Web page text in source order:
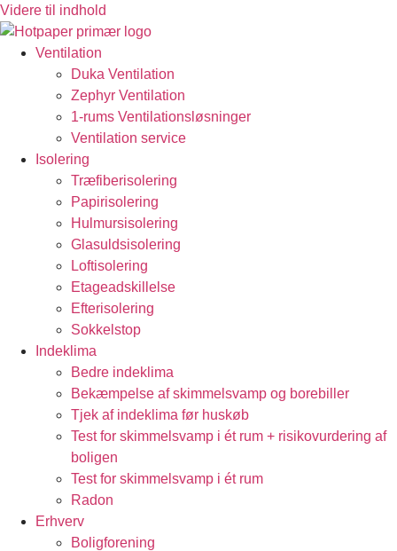
Videre til indhold
Ventilation
Duka Ventilation
Zephyr Ventilation
1-rums Ventilationsløsninger
Ventilation service
Isolering
Træfiberisolering
Papirisolering
Hulmursisolering
Glasuldsisolering
Loftisolering
Etageadskillelse
Efterisolering
Sokkelstop
Indeklima
Bedre indeklima
Bekæmpelse af skimmelsvamp og borebiller
Tjek af indeklima før huskøb
Test for skimmelsvamp i ét rum + risikovurdering af
boligen
Test for skimmelsvamp i ét rum
Radon
Erhverv
Boligforening